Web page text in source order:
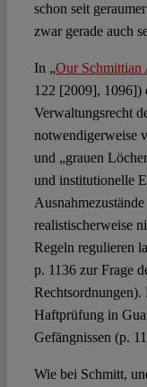
schon seit
zwar gerade auch
In „Our
122 [2009], 1096])
Verwaltungsrecht
notwendigerweise
und „grauen
und institutionelle
realistischerweise
Regeln regulieren
p. 1136 zur Frage
Haftprüfung in
Gefängnissen (p.
Wie bei Schmitt,